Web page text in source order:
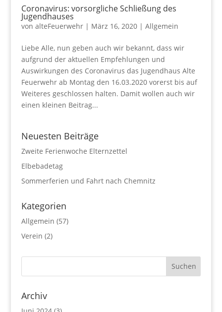
Coronavirus: vorsorgliche Schließung des
Jugendhauses
von alteFeuerwehr| März 16, 2020| Allgemein
Liebe Alle, nun geben auch wir bekannt, dass wir
aufgrund der aktuellen Empfehlungen und
Auswirkungen des Coronavirus das Jugendhaus Alte
Feuerwehr ab Montag den 16.03.2020 vorerst bis auf
Weiteres geschlossen halten. Damit wollen auch wir
einen kleinen Beitrag...
Neuesten Beiträge
Zweite Ferienwoche Elternzettel
Elbebadetag
Sommerferien und Fahrt nach Chemnitz
Kategorien
Allgemein (57)
Verein (2)
Archiv